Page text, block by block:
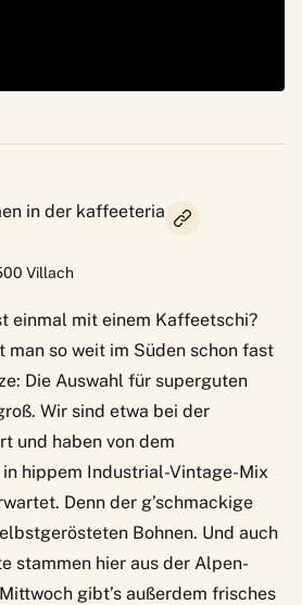
in der kaffeeteria
Villach
einmal mit einem Kaffeetschi?
so weit im Süden schon fast
Die Auswahl für superguten
Wir sind etwa bei der
und haben von dem
hippem Industrial-Vintage-Mix
Denn der g’schmackige
Bohnen. Und auch
stammen hier aus der Alpen-
gibt’s außerdem frisches